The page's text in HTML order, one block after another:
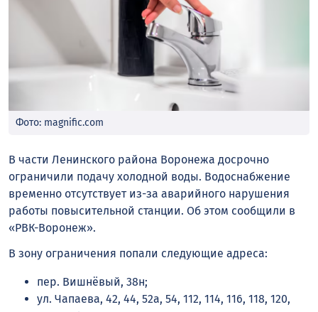
Фото: magnific.com
В части Ленинского района Воронежа досрочно
ограничили подачу холодной воды. Водоснабжение
временно отсутствует из-за аварийного нарушения
работы повысительной станции. Об этом сообщили в
«РВК-Воронеж».
В зону ограничения попали следующие адреса:
пер. Вишнёвый, 38н;
ул. Чапаева, 42, 44, 52а, 54, 112, 114, 116, 118, 120,